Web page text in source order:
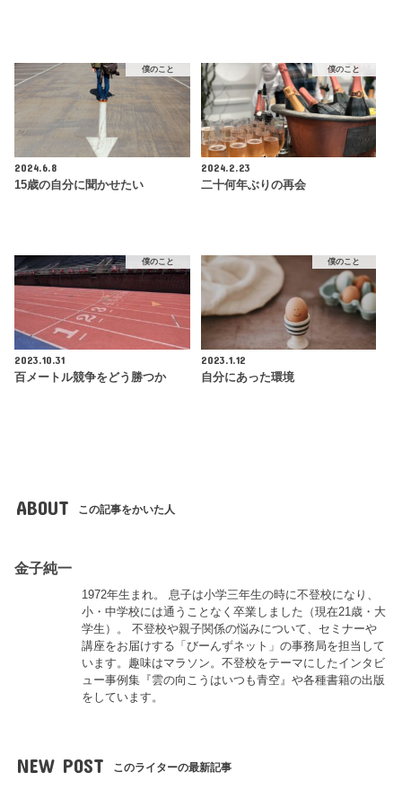
僕のこと
2024.6.8
15歳の自分に聞かせたい
僕のこと
2024.2.23
二十何年ぶりの再会
僕のこと
2023.10.31
百メートル競争をどう勝つか
僕のこと
2023.1.12
自分にあった環境
ABOUT この記事をかいた人
金子純一
1972年生まれ。 息子は小学三年生の時に不登校になり、
小・中学校には通うことなく卒業しました（現在21歳・大
学生）。 不登校や親子関係の悩みについて、セミナーや
講座をお届けする「びーんずネット」の事務局を担当して
います。趣味はマラソン。不登校をテーマにしたインタビ
ュー事例集『雲の向こうはいつも青空』や各種書籍の出版
をしています。
NEW POST このライターの最新記事